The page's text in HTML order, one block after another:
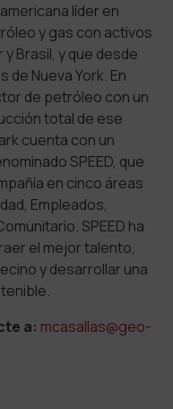
líder en
y gas con activos
Brasil, y que desde
de Nueva York. En
de petróleo con un
total de ese
cuenta con un
SPEED, que
en cinco áreas
Empleados,
SPEED ha
el mejor talento,
y desarrollar una
a: mcasallas@geo-